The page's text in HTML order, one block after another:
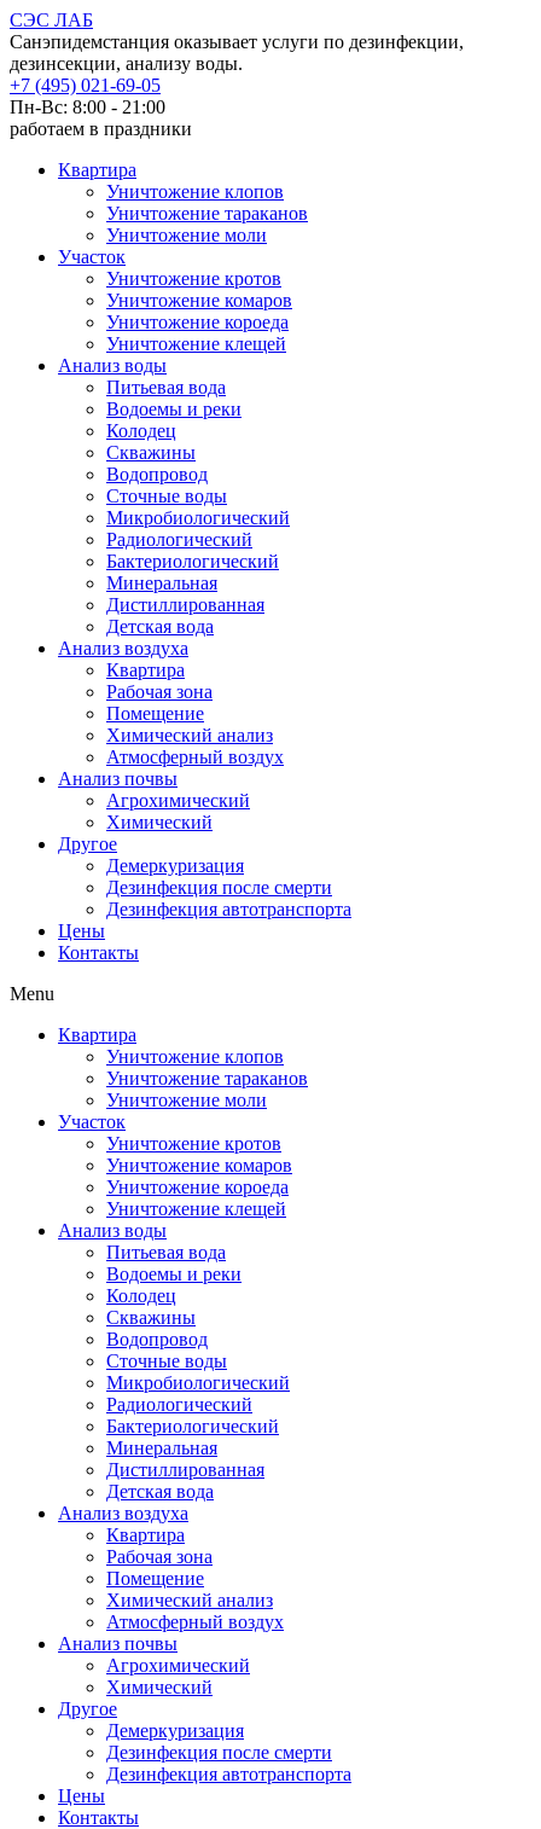
СЭС ЛАБ
Санэпидемстанция оказывает услуги по дезинфекции,
дезинсекции, анализу воды.
+7 (495) 021-69-05
Пн-Вс: 8:00 - 21:00
работаем в праздники
Квартира
Уничтожение клопов
Уничтожение тараканов
Уничтожение моли
Участок
Уничтожение кротов
Уничтожение комаров
Уничтожение короеда
Уничтожение клещей
Анализ воды
Питьевая вода
Водоемы и реки
Колодец
Скважины
Водопровод
Сточные воды
Микробиологический
Радиологический
Бактериологический
Минеральная
Дистиллированная
Детская вода
Анализ воздуха
Квартира
Рабочая зона
Помещение
Химический анализ
Атмосферный воздух
Анализ почвы
Агрохимический
Химический
Другое
Демеркуризация
Дезинфекция после смерти
Дезинфекция автотранспорта
Цены
Контакты
Menu
Квартира
Уничтожение клопов
Уничтожение тараканов
Уничтожение моли
Участок
Уничтожение кротов
Уничтожение комаров
Уничтожение короеда
Уничтожение клещей
Анализ воды
Питьевая вода
Водоемы и реки
Колодец
Скважины
Водопровод
Сточные воды
Микробиологический
Радиологический
Бактериологический
Минеральная
Дистиллированная
Детская вода
Анализ воздуха
Квартира
Рабочая зона
Помещение
Химический анализ
Атмосферный воздух
Анализ почвы
Агрохимический
Химический
Другое
Демеркуризация
Дезинфекция после смерти
Дезинфекция автотранспорта
Цены
Контакты